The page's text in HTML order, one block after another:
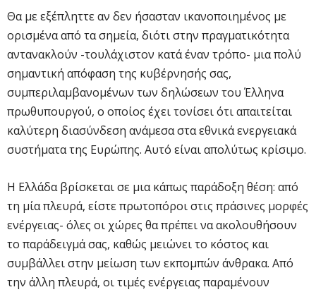
Θα με εξέπληττε αν δεν ήσασταν ικανοποιημένος με
ορισμένα από τα σημεία, διότι στην πραγματικότητα
αντανακλούν -τουλάχιστον κατά έναν τρόπο- μια πολύ
σημαντική απόφαση της κυβέρνησής σας,
συμπεριλαμβανομένων των δηλώσεων του Έλληνα
πρωθυπουργού, ο οποίος έχει τονίσει ότι απαιτείται
καλύτερη διασύνδεση ανάμεσα στα εθνικά ενεργειακά
συστήματα της Ευρώπης. Αυτό είναι απολύτως κρίσιμο.
Η Ελλάδα βρίσκεται σε μια κάπως παράδοξη θέση: από
τη μία πλευρά, είστε πρωτοπόροι στις πράσινες μορφές
ενέργειας- όλες οι χώρες θα πρέπει να ακολουθήσουν
το παράδειγμά σας, καθώς μειώνει το κόστος και
συμβάλλει στην μείωση των εκπομπών άνθρακα. Από
την άλλη πλευρά, οι τιμές ενέργειας παραμένουν